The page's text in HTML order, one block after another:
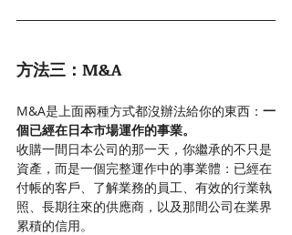
方法三：M&A
M&A是上面兩種方式都沒辦法給你的東西： 一
個已經在日本市場運作的事業。
收購一間日本公司的那一天，你繼承的不只是
資產，而是一個完整運作中的事業體：已經在
付帳的客戶、了解業務的員工、有效的行業執
照、長期往來的供應商，以及那間公司在業界
累積的信用。